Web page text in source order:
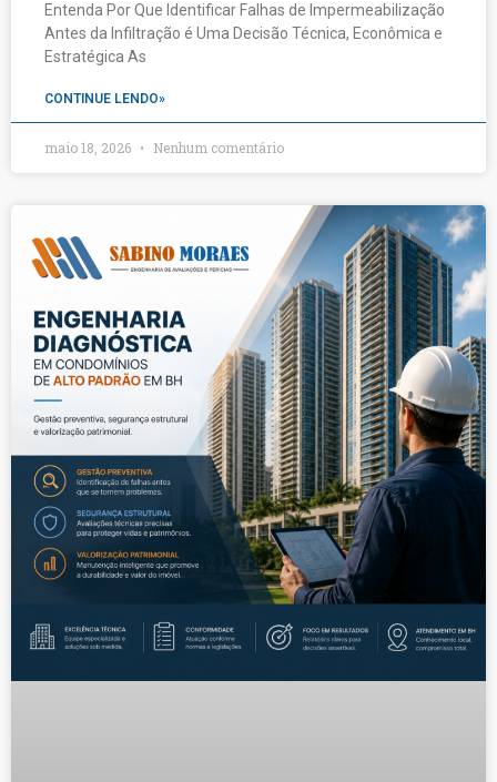
Entenda Por Que Identificar Falhas de Impermeabilização
Antes da Infiltração é Uma Decisão Técnica, Econômica e
Estratégica As
CONTINUE LENDO»
maio 18, 2026 Nenhum comentário